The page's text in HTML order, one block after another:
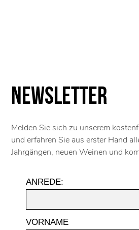
Newsletter
Melden Sie sich zu unserem
und erfahren Sie aus erster Hand
Jahrgängen, neuen Weinen und